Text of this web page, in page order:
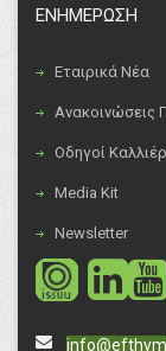
ΕΝΗΜΕΡΩΣΗ
Εταιρικά Νέα
Ανακοινώσεις
Οδηγοί
Media Kit
Newsletter